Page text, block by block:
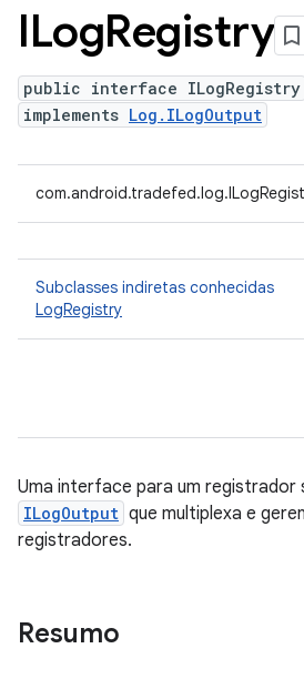
ILogRegistry
public interface ILogRegistry
implements Log.ILogOutput
Subclasses indiretas conhecidas
LogRegistry
Uma interface para um registrador
ILogOutput que multiplexa e
registradores.
Resumo